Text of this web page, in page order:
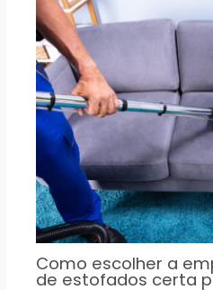
Como escolher a
de estofados certa